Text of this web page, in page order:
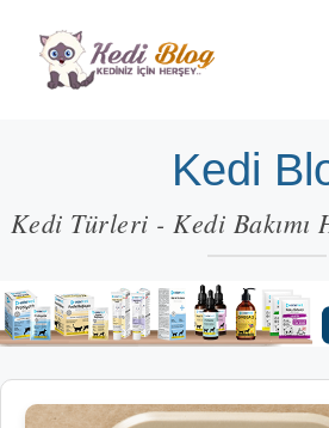
Kedi
Kedi Türleri - Kedi Bakımı